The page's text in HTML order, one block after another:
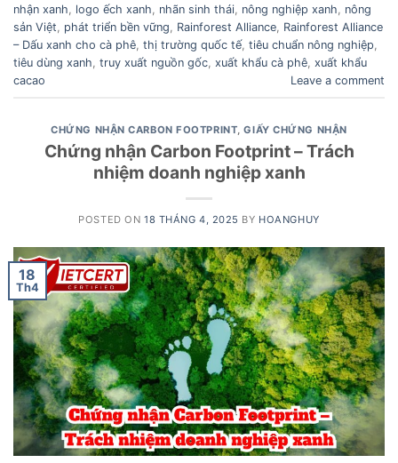
nhận xanh, logo ếch xanh, nhãn sinh thái, nông nghiệp xanh, nông
sản Việt, phát triển bền vững, Rainforest Alliance, Rainforest Alliance
– Dấu xanh cho cà phê, thị trường quốc tế, tiêu chuẩn nông nghiệp,
tiêu dùng xanh, truy xuất nguồn gốc, xuất khẩu cà phê, xuất khẩu
cacao
Leave a comment
CHỨNG NHẬN CARBON FOOTPRINT,GIẤY CHỨNG NHẬN
Chứng nhận Carbon Footprint – Trách
nhiệm doanh nghiệp xanh
POSTED ON 18 THÁNG 4, 2025 BY HOANGHUY
18
Th4